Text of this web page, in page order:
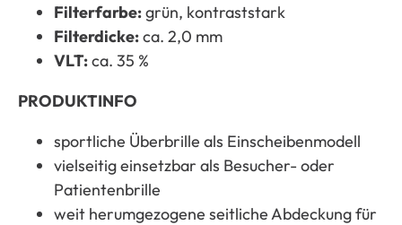
Filterfarbe:grün, kontraststark
Filterdicke:ca. 2,0 mm
VLT:ca. 35 %
PRODUKTINFO
sportliche Überbrille als Einscheibenmodell
vielseitig einsetzbar als Besucher- oder
Patientenbrille
weit herumgezogene seitliche Abdeckung für